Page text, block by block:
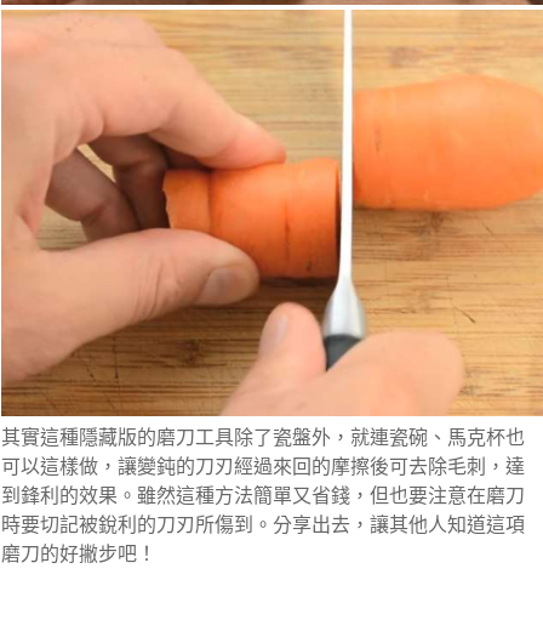
其實這種隱藏版的磨刀工具除了瓷盤外，就連瓷碗、馬克杯也
可以這樣做，讓變鈍的刀刃經過來回的摩擦後可去除毛刺，達
到鋒利的效果。雖然這種方法簡單又省錢，但也要注意在磨刀
時要切記被銳利的刀刃所傷到。分享出去，讓其他人知道這項
磨刀的好撇步吧！